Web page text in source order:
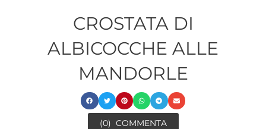
CROSTATA DI
ALBICOCCHE ALLE
MANDORLE
(0) COMMENTA